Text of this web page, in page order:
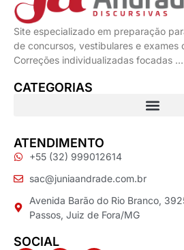
Site especializado em preparação
de concursos, vestibulares e exames
Correções individualizadas focadas …
CATEGORIAS
ATENDIMENTO
+55 (32) 999012614
sac@juniaandrade.com.br
Avenida Barão do Rio Branco,
Passos, Juiz de Fora/MG
SOCIAL